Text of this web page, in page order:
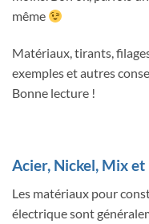
même
Matériaux, tirants,
exemples et autres
Bonne lecture !
Acier, Nickel, Mix
Les matériaux pour
électrique sont